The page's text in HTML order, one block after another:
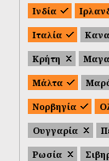
Ινδία
Ιταλία
Κρήτη
Μάλτα
Νορβηγία
Ουγγαρία
Ρωσία